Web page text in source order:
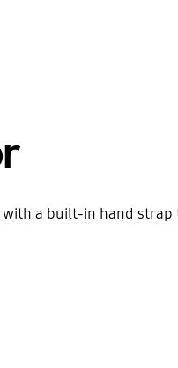
with a built-in hand